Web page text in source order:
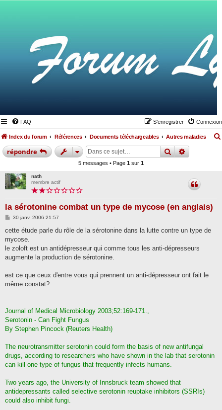
FAQ Connexion
S’enregistrer
Index du forum Références Documents téléchargeables Autres maladies
répondre rechercher
recherche
5 messages • Page 1 sur 1
nath
membre actif
la sérotonine combat un type de mycose (en anglais)
M
s
a
g
30 janv. 2006 21:57
cette étude parle du rôle de la sérotonine dans la lutte contre un type de
mycose.
le zoloft est un antidépresseur qui comme tous les anti-dépresseurs
augmente la production de sérotonine.
est ce que ceux d'entre vous qui prennent un anti-dépresseur ont fait le
même constat?
Journal of Medical Microbiology 2003;52:169-171.,
Serotonin - Can Fight Fungus
By Stephen Pincock (Reuters Health)
The neurotransmitter serotonin could form the basis of new antifungal
drugs, according to researchers who have shown in the lab that serotonin
can kill one type of fungus that frequently infects humans.
Two years ago, the University of Innsbruck team showed that
antidepressants called selective serotonin reuptake inhibitors (SSRIs)
could also inhibit fungi.